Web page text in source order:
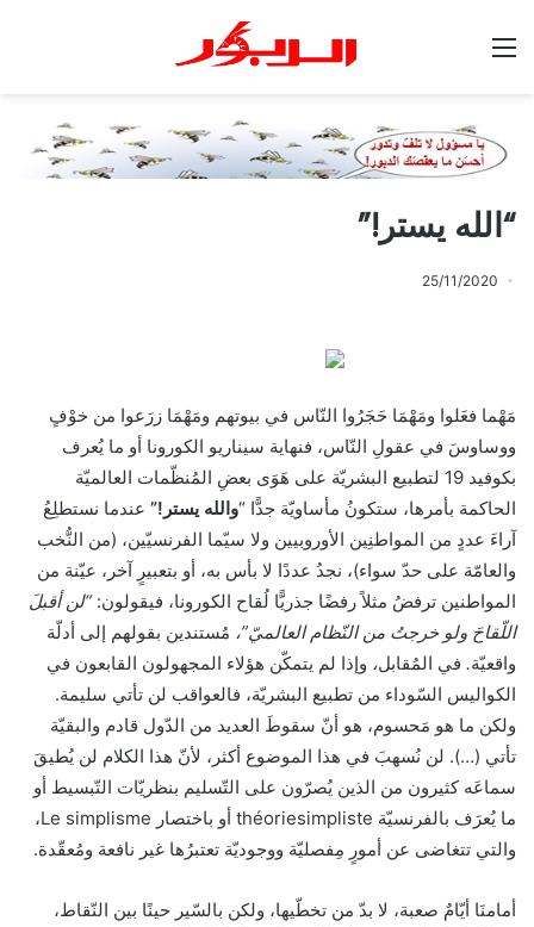
“الله يستر!”
25/11/2020
مَهْما فعَلوا ومَهْمَا حَجَرُوا النّاس في بيوتهم ومَهْمَا زرَعوا من خوْفٍ
ووساوسَ في عقولِ النّاس، فنهاية سيناريو الكورونا أو ما يُعرف
بكوفيد 19 لتطبيع البشريّة على هَوَى بعضِ المُنظّمات العالميّة
الحاكمة بأمرها، ستكونُ مأساويّة جدًّا “والله يستر!” عندما نستطلِعُ
آراءَ عددٍ من المواطنِين الأوروبيين ولا سيّما الفرنسيّين، (من النُّخب
والعامّة على حدّ سواء)، نجدُ عددًا لا بأس به، أو بتعبيرٍ آخر، عيّنة من
المواطنين ترفضُ مثلاً رفضًا جذريًّا لُقاح الكورونا، فيقولون:“لن أقبلَ
اللّقاحَ ولو خرجتُ من النّظام العالميّ”، مُستندين بقولهم إلى أدلّة
واقعيّة. في المُقابل، وإذا لم يتمكّن هؤلاء المجهولون القابعون في
الكواليس السّوداء من تطبيع البشريّة، فالعواقب لن تأتي سليمة.
ولكن ما هو مَحسوم، هو أنّ سقوطَ العديد من الدّول قادم والبقيّة
تأتي (…). لن نُسهبَ في هذا الموضوع أكثر، لأنّ هذا الكلام لن يُطيقَ
سماعَه كثيرون من الذين يُصرّون على التّسليم بنظريّات التّبسيط أو
ما يُعرَف بالفرنسيّة théoriesimpliste أو باختصار Le simplisme،
والتي تتغاضى عن أمورٍ مِفصليّة ووجوديّة تعتبرُها غير نافعة ومُعقّدة.
أمامنَا أيّامٌ صعبة، لا بدّ من تخطّيها، ولكن بالسّير حينًا بين النّقاط،